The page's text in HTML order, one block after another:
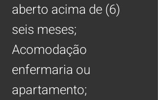
aberto acima de (6)
seis meses;
Acomodação
enfermaria ou
apartamento;